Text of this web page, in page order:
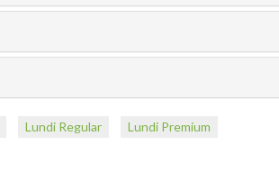
Lundi Regular Lundi Premium